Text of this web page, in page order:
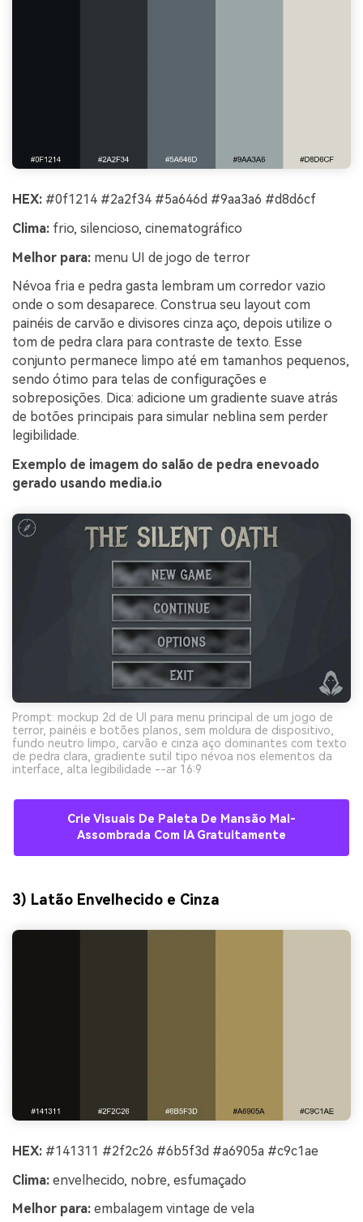
HEX: #0f1214 #2a2f34 #5a646d #9aa3a6 #d8d6cf
Clima: frio, silencioso, cinematográfico
Melhor para: menu UI de jogo de terror
Névoa fria e pedra gasta lembram um corredor vazio
onde o som desaparece. Construa seu layout com
painéis de carvão e divisores cinza aço, depois utilize o
tom de pedra clara para contraste de texto. Esse
conjunto permanece limpo até em tamanhos pequenos,
sendo ótimo para telas de configurações e
sobreposições. Dica: adicione um gradiente suave atrás
de botões principais para simular neblina sem perder
legibilidade.
Exemplo de imagem do salão de pedra enevoado
gerado usando media.io
Prompt: mockup 2d de UI para menu principal de um jogo de
terror, painéis e botões planos, sem moldura de dispositivo,
fundo neutro limpo, carvão e cinza aço dominantes com texto
de pedra clara, gradiente sutil tipo névoa nos elementos da
interface, alta legibilidade --ar 16:9
Crie Visuais De Paleta De Mansão Mal-
Assombrada Com IA Gratuitamente
3) Latão Envelhecido e Cinza
HEX: #141311 #2f2c26 #6b5f3d #a6905a #c9c1ae
Clima: envelhecido, nobre, esfumaçado
Melhor para: embalagem vintage de vela